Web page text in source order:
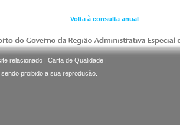
Volta à consulta anual
relacionado | Carta de Qualidade |
proibido a sua reprodução.